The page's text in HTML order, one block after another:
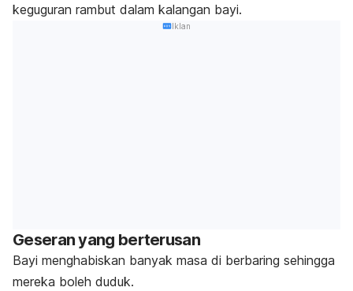
keguguran rambut dalam kalangan bayi.
Iklan
Geseran yang berterusan
Bayi menghabiskan banyak masa di berbaring sehingga
mereka boleh duduk.